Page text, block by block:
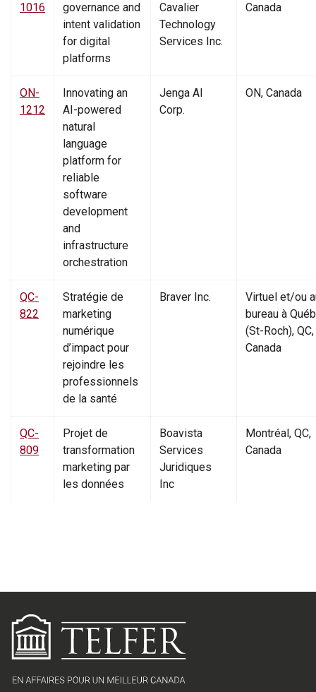
1016
governance and
intent validation
for digital
platforms
Cavalier
Technology
Services Inc.
Canada
ON-
1212
Innovating an
AI-powered
natural
language
platform for
reliable
software
development
and
infrastructure
orchestration
Jenga AI
Corp.
ON, Canada
QC-
822
Stratégie de
marketing
numérique
d’impact pour
rejoindre les
professionnels
de la santé
Braver Inc.
Virtuel et/ou
bureau à
(St-Roch), QC,
Canada
QC-
809
Projet de
transformation
marketing par
les données
Boavista
Services
Juridiques
Inc
Montréal, QC,
Canada